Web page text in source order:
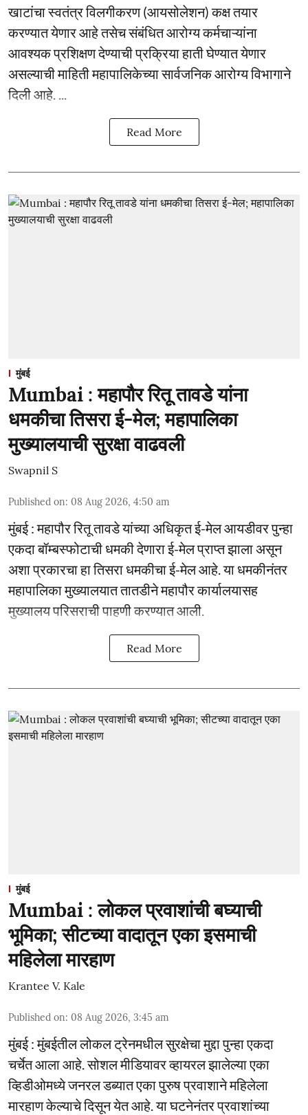
खाटांचा स्वतंत्र विलगीकरण (आयसोलेशन) कक्ष तयार
करण्यात येणार आहे तसेच संबंधित आरोग्य कर्मचाऱ्यांना
आवश्यक प्रशिक्षण देण्याची प्रक्रिया हाती घेण्यात येणार
असल्याची माहिती महापालिकेच्या सार्वजनिक आरोग्य विभागाने
दिली आहे. ...
Read More
मुंबई
Mumbai : महापौर रितू तावडे यांना
धमकीचा तिसरा ई-मेल; महापालिका
मुख्यालयाची सुरक्षा वाढवली
Swapnil S
Published on: 08 Aug 2026, 4:50 am
मुंबई : महापौर रितू तावडे यांच्या अधिकृत ई-मेल आयडीवर पुन्हा
एकदा बॉम्बस्फोटाची धमकी देणारा ई-मेल प्राप्त झाला असून
अशा प्रकारचा हा तिसरा धमकीचा ई-मेल आहे. या धमकीनंतर
महापालिका मुख्यालयात तातडीने महापौर कार्यालयासह
मुख्यालय परिसराची पाहणी करण्यात आली.
Read More
मुंबई
Mumbai : लोकल प्रवाशांची बघ्याची
भूमिका; सीटच्या वादातून एका इसमाची
महिलेला मारहाण
Krantee V. Kale
Published on: 08 Aug 2026, 3:45 am
मुंबई : मुंबईतील लोकल ट्रेनमधील सुरक्षेचा मुद्दा पुन्हा एकदा
चर्चेत आला आहे. सोशल मीडियावर व्हायरल झालेल्या एका
व्हिडीओमध्ये जनरल डब्यात एका पुरुष प्रवाशाने महिलेला
मारहाण केल्याचे दिसून येत आहे. या घटनेनंतर प्रवाशांच्या